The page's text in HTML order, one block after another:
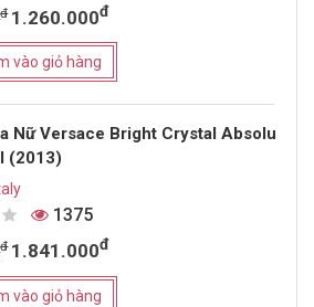
đ 1.260.000đ
vào giỏ hàng
Nữ Versace Bright Crystal Absolu
(2013)
1375
đ 1.841.000đ
vào giỏ hàng